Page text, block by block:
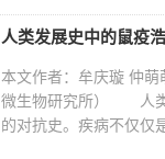
人类发展史中的鼠疫
本文作者：牟庆璇 仲
微生物研究所） 人类
的对抗史。疾病不仅仅